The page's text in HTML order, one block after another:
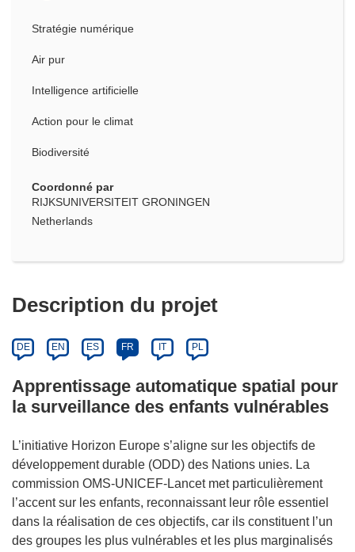
Stratégie numérique
Air pur
Intelligence artificielle
Action pour le climat
Biodiversité
Coordonné par
RIJKSUNIVERSITEIT GRONINGEN
Netherlands
Description du projet
DE EN ES FR IT PL
Apprentissage automatique spatial pour
la surveillance des enfants vulnérables
L’initiative Horizon Europe s’aligne sur les objectifs de
développement durable (ODD) des Nations unies. La
commission OMS-UNICEF-Lancet met particulièrement
l’accent sur les enfants, reconnaissant leur rôle essentiel
dans la réalisation de ces objectifs, car ils constituent l’un
des groupes les plus vulnérables et les plus marginalisés